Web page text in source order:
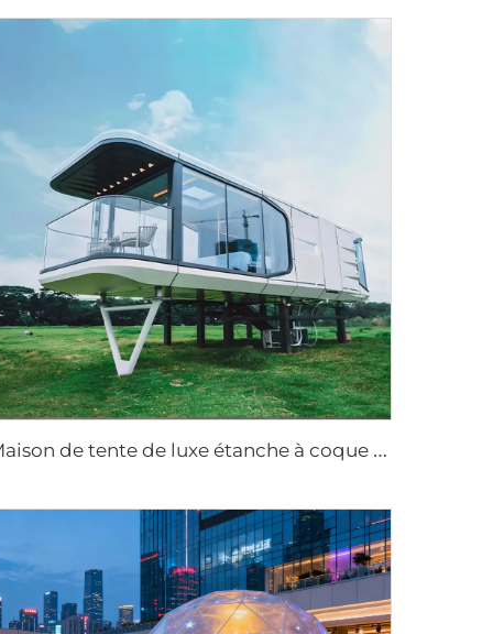
M
aison de tente de luxe étanche à coque rigide, fournies directement par l'usine pour extérieur